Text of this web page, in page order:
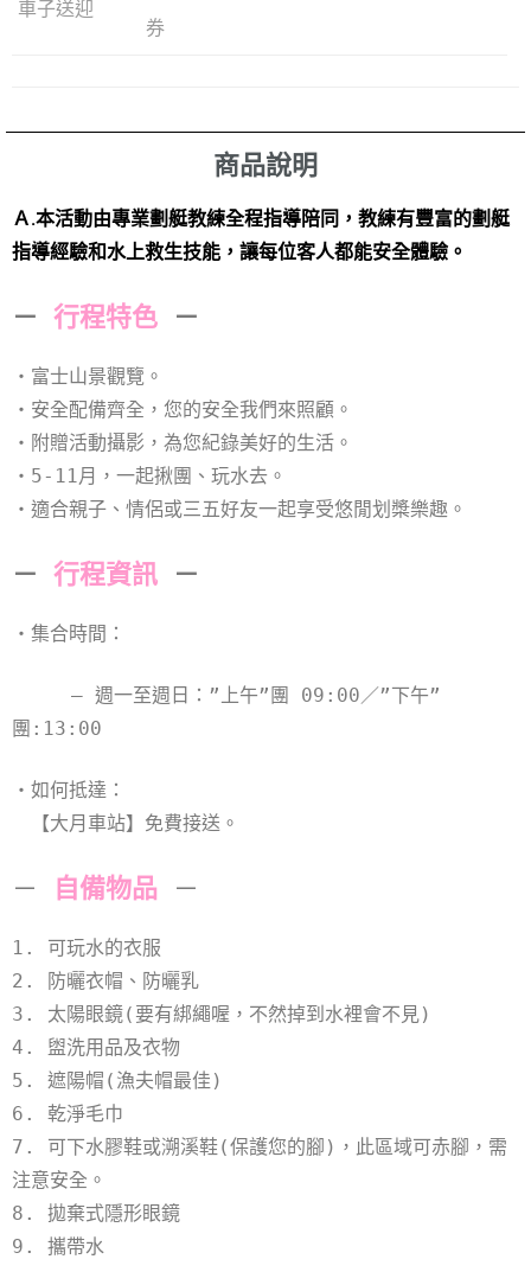
車子送迎
券
商品說明
Ａ.本活動由專業劃艇教練全程指導陪同，教練有豐富的劃艇
指導經驗和水上救生技能，讓每位客人都能安全體驗。
－ 行程特色 －
・富士山景觀覽。
・安全配備齊全，您的安全我們來照顧。
・附贈活動攝影，為您紀錄美好的生活。
・5-11月，一起揪團、玩水去。
・適合親子、情侶或三五好友一起享受悠閒划槳樂趣。
－ 行程資訊 －
・集合時間：
– 週一至週日：”上午”團 09:00／”下午”
團:13:00
・如何抵達：
【大月車站】免費接送。
－ 自備物品 －
1. 可玩水的衣服
2. 防曬衣帽、防曬乳
3. 太陽眼鏡(要有綁繩喔，不然掉到水裡會不見)
4. 盥洗用品及衣物
5. 遮陽帽(漁夫帽最佳)
6. 乾淨毛巾
7. 可下水膠鞋或溯溪鞋(保護您的腳)，此區域可赤腳，需
注意安全。
8. 拋棄式隱形眼鏡
9. 攜帶水